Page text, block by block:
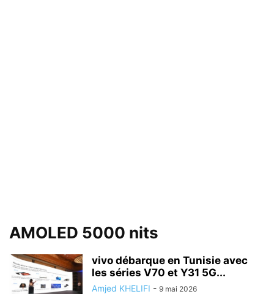
AMOLED 5000 nits
vivo débarque en Tunisie avec
les séries V70 et Y31 5G...
Amjed KHELIFI - 9 mai 2026